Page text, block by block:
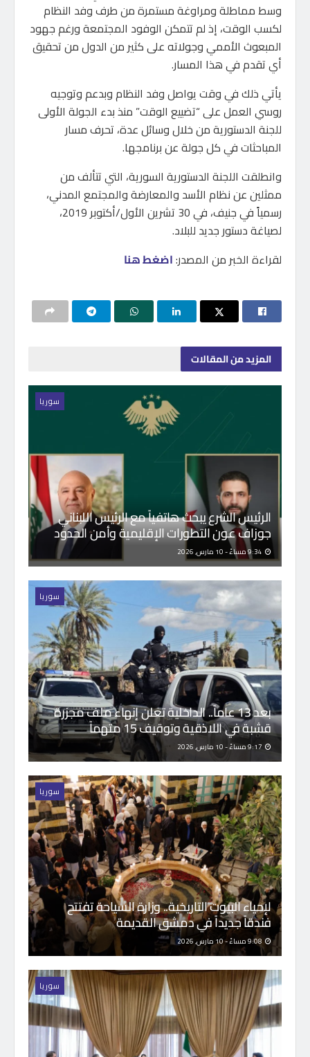
وسط مماطلة ومراوغة مستمرة من طرف وفد النظام
لكسب الوقت، إذ لم تتمكن الوفود المجتمعة ورغم جهود
المبعوث الأممي وجولاته على كثير من الدول من تحقيق
أي تقدم في هذا المسار.
يأتي ذلك في وقت يواصل وفد النظام وبدعم وتوجيه
روسي العمل على “تضييع الوقت” منذ بدء الجولة الأولى
للجنة الدستورية من خلال وسائل عدة، تحرف مسار
المباحثات في كل جولة عن برنامجها.
وانطلقت اللجنة الدستورية السورية، التي تتألف من
ممثلين عن نظام الأسد والمعارضة والمجتمع المدني،
رسمياً في جنيف، في 30 تشرين الأول/أكتوبر 2019،
لصياغة دستور جديد للبلاد.
لقراءة الخبر من المصدر:اضغط هنا
المزيدمن المقالات
سوريا
الرئيس الشرع يبحث هاتفياً مع الرئيس اللبناني
جوزاف عون التطورات الإقليمية وأمن الحدود
سوريا
بعد 13 عاماً.. الداخلية تعلن إنهاء ملف مجزرة
قشبة في اللاذقية وتوقيف 15 متهماً
سوريا
لإحياء البيوت التاريخية.. وزارة السياحة تفتتح
فندقاً جديداً في دمشق القديمة
سوريا